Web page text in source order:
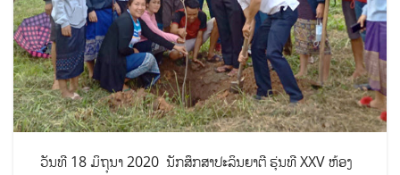
ວັນທີ 18 ມິຖຸນາ 2020 ນັກສຶກສາປະລິນຍາຕີ ຮຸ່ນທີ XXV ຫ້ອງ